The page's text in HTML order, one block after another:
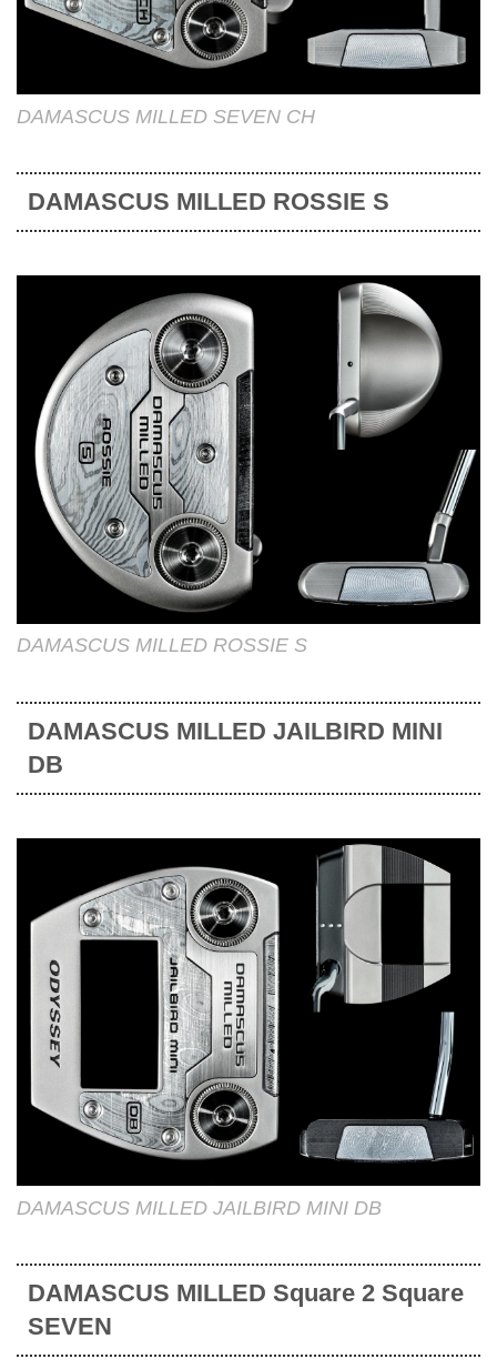
DAMASCUS MILLED SEVEN CH
DAMASCUS MILLED ROSSIE S
DAMASCUS MILLED ROSSIE S
DAMASCUS MILLED JAILBIRD MINI
DB
DAMASCUS MILLED JAILBIRD MINI DB
DAMASCUS MILLED Square 2 Square
SEVEN